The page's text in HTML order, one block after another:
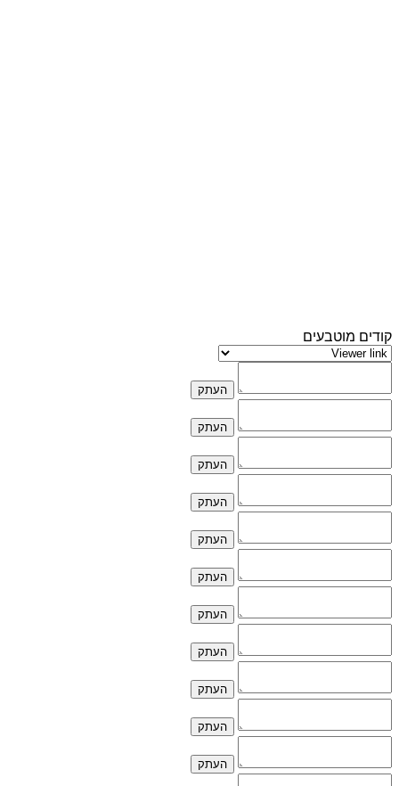
קודים מוטבעים
העתק
העתק
העתק
העתק
העתק
העתק
העתק
העתק
העתק
העתק
העתק